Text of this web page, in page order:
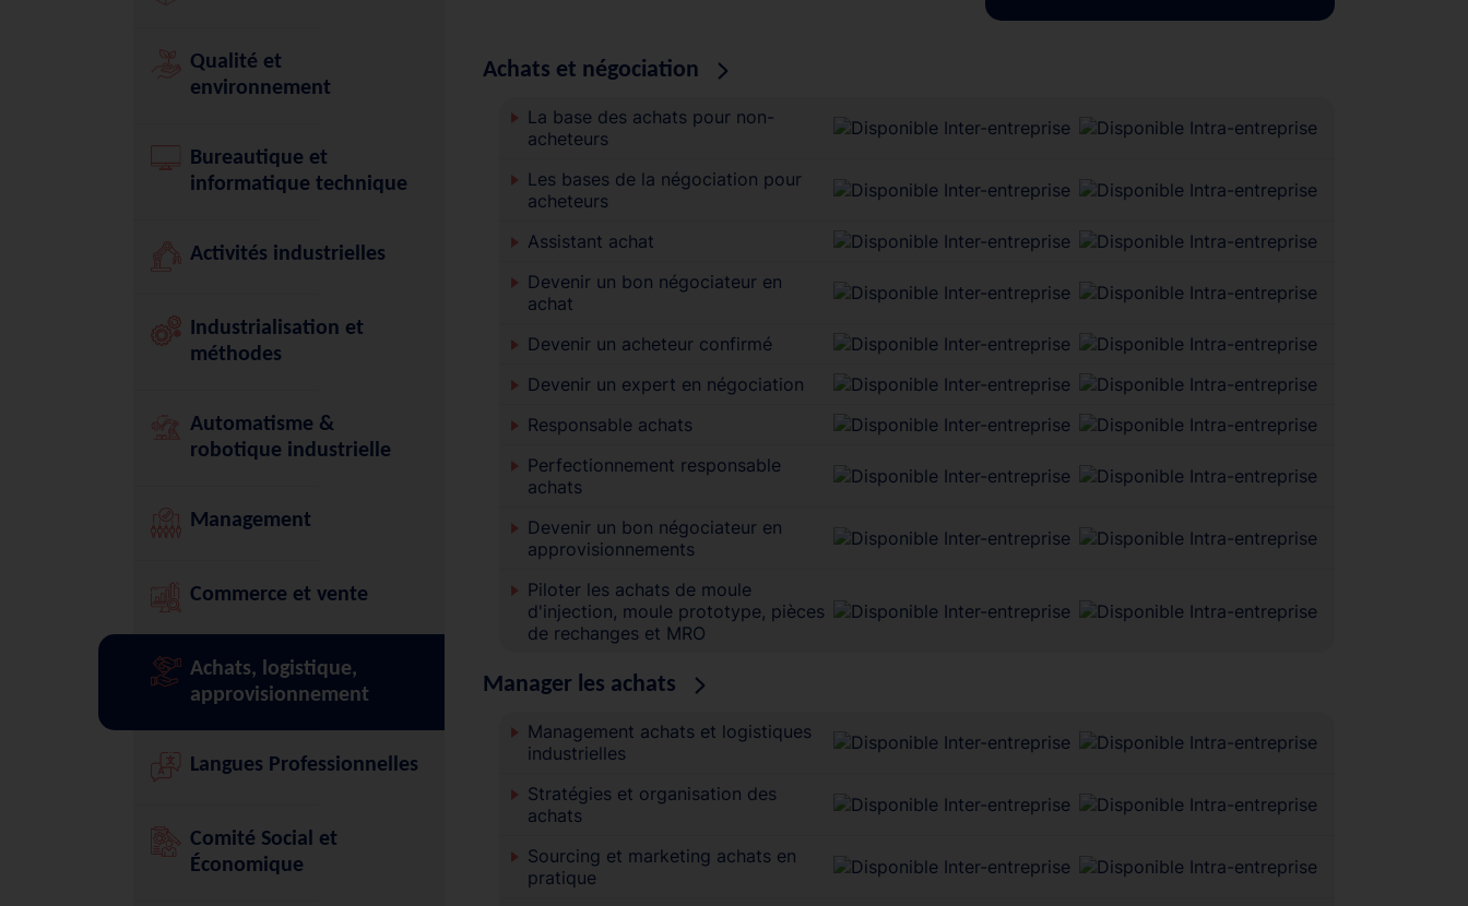
Achats et négociation
La base des achats pour non-
acheteurs
Les bases de la négociation pour
acheteurs
Assistant achat
Devenir un bon négociateur en
achat
Devenir un acheteur confirmé
Devenir un expert en négociation
Responsable achats
Perfectionnement responsable
achats
Devenir un bon négociateur en
approvisionnements
Piloter les achats de moule
d'injection, moule prototype, pièces
de rechanges et MRO
Manager les achats
Management achats et logistiques
industrielles
Stratégies et organisation des
achats
Sourcing et marketing achats en
pratique
Qualité et
environnement
Bureautique et
informatique technique
Activités industrielles
Industrialisation et
méthodes
Automatisme &
robotique industrielle
Management
Commerce et vente
Achats, logistique,
approvisionnement
Langues Professionnelles
Comité Social et
Économique